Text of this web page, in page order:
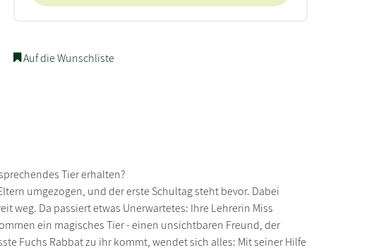
Auf die Wunschliste
Tier erhalten?
umgezogen, und der erste Schultag steht bevor. Dabei
weg. Da passiert etwas Unerwartetes: Ihre Lehrerin Miss
ein magisches Tier - einen unsichtbaren Freund, der
Fuchs Rabbat zu ihr kommt, wendet sich alles: Mit seiner Hilfe